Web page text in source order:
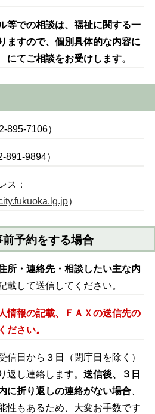
等での相談は、福祉に関する一
ますので、個別具体的な内容に
にてご相談をお受けします。
895-7106）
891-9894）
ス：
）
予約をする場合
所・連絡先・相談したい主な内
載して送信してください。
情報の記載、ＦＡＸの送信先の
ださい。
信日から３日（閉庁日を除く）
返し連絡します。 送信後、３日
に折り返しの連絡がない場合
性もあるため、大変お手数です